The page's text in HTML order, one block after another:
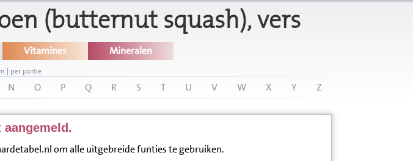
(butternut squash), vers
Vitamines Mineralen
| per portie
N O P Q R S T U V W X Y Z
om alle uitgebreide funties te gebruiken.